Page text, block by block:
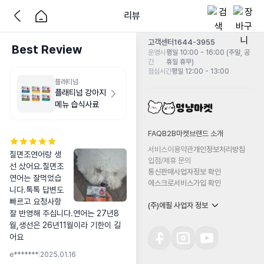
리뷰
Best Review
플래티넘
플래티넘 강아지
메뉴 습식사료
칠면조연어랑 생
선 샀어요.칠면조
연어는 잘먹었습
니다.톡톡 답변도
빠르고 요청사항
잘 반영해 주십니다.연어는 27년8
월,생선은 26년11월이라 기한이 길
어요
e******* 2025.01.16
고객센터1644-3955
운영시
간
평일 10:00 - 16:00 (주말, 공
휴일 휴무)
점심시간평일 12:00 - 13:00
FAQB2B마켓 브랜드 소개
서비스이용약관개인정보처리방침
입점/제휴 문의
통신판매사업자정보 확인
에스크로서비스가입 확인
(주)에필 사업자 정보